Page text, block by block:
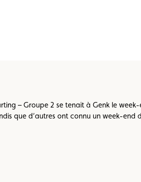
– Groupe 2 se tenait à Genk le
que d’autres ont connu un week-end